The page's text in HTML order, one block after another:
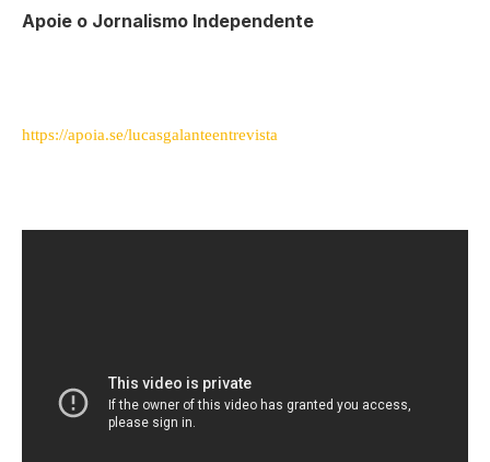
Apoie o Jornalismo Independente
https://apoia.se/lucasgalanteentrevista